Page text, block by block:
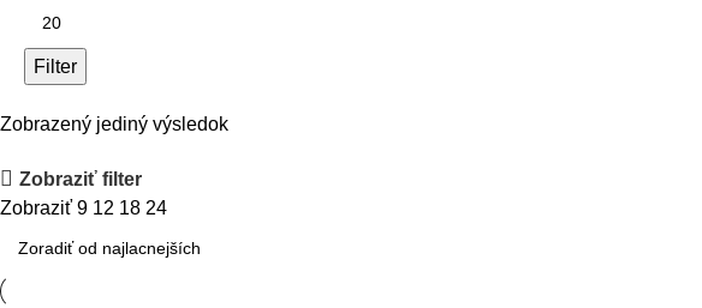
Filter
Zobrazený jediný výsledok
Zobraziť filter
Zobraziť 9 12 18 24